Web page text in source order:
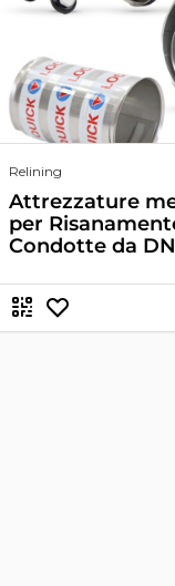
Relining
Attrezzature
per
Condotte da